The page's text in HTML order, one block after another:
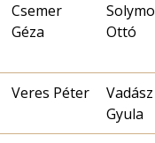
Csemer
Géza
Ottó
Veres Péter
Vadász
Gyula